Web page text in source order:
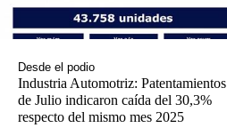
Desde el podio
Industria Automotriz: Patentamientos
de Julio indicaron caída del 30,3%
respecto del mismo mes 2025